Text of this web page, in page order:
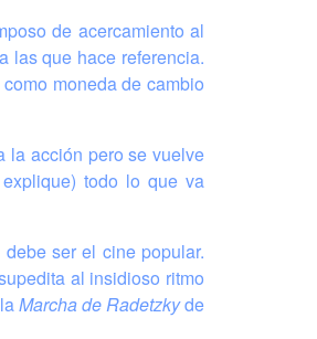
de acercamiento al
las que hace referencia.
moneda de cambio
la acción pero se vuelve
todo lo que va
ser el cine popular.
al insidioso ritmo
Marcha de Radetzkyde